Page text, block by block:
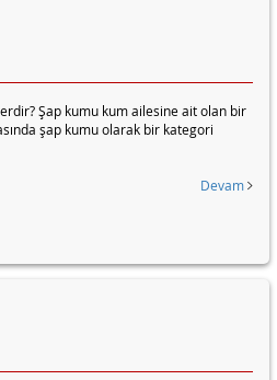
Şap kumu kum ailesine ait olan bir
şap kumu olarak bir kategori
Devam